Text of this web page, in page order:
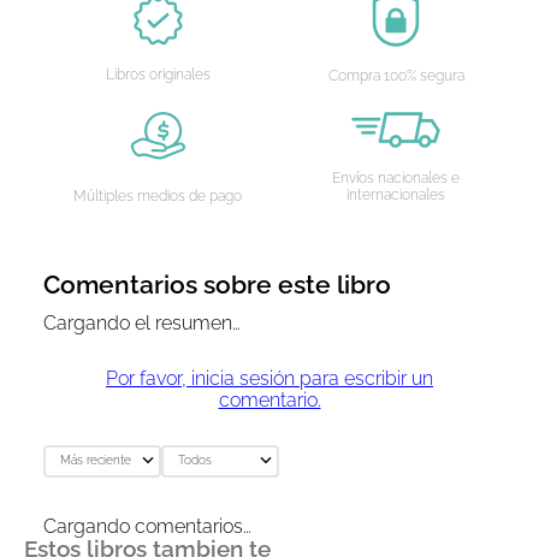
Libros originales Compra 100% segura
Múltiples medios de pago
Envíos nacionales e
internacionales
Comentarios sobre este libro
Cargando el resumen…
Por favor, inicia sesión para escribir un
comentario.
Más reciente Todos
Cargando comentarios…
Estos libros tambien te